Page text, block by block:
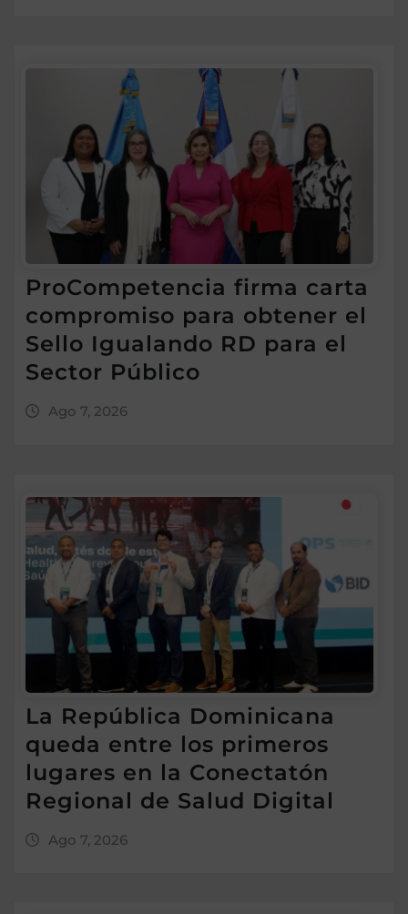
ProCompetencia firma carta
compromiso para obtener el
Sello Igualando RD para el
Sector Público
Ago 7, 2026
La República Dominicana
queda entre los primeros
lugares en la Conectatón
Regional de Salud Digital
Ago 7, 2026